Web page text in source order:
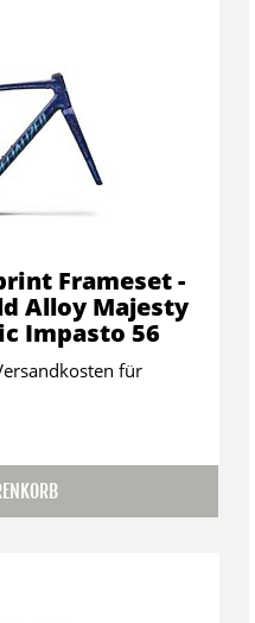
Frameset -
Alloy Majesty
Impasto 56
für